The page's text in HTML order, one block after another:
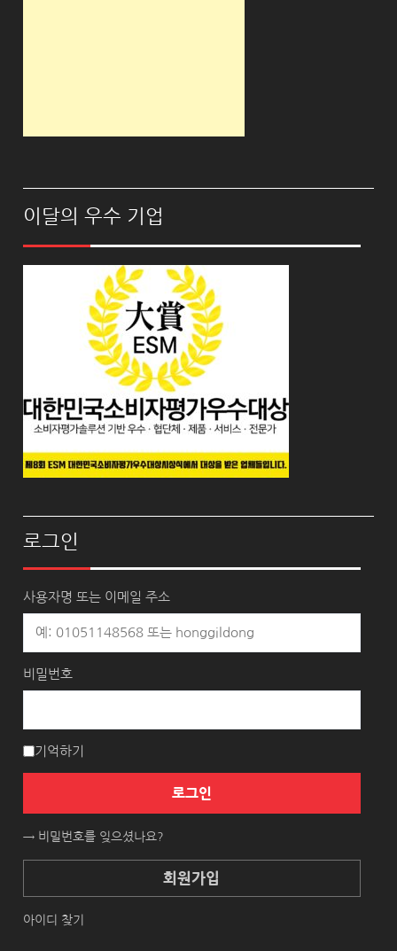
이달의 우수 기업
로그인
사용자명 또는 이메일 주소
비밀번호
기억하기
로그인
→ 비밀번호를 잊으셨나요?
회원가입
아이디 찾기